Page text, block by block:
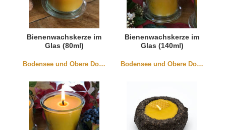
Bienenwachskerze im
Glas (80ml)
Bodensee und Obere Donau
Bienenwachskerze im
Glas (140ml)
Bodensee und Obere Donau